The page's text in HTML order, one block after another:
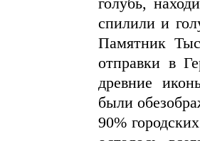
голубь,
спилили и
Памятник
отправки в
древние
были
90%